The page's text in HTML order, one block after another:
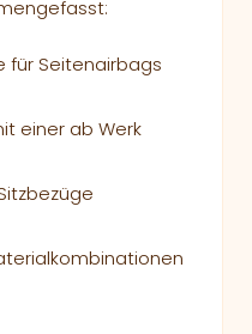
für Seitenairbags
einer ab Werk